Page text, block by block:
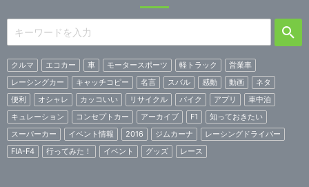
クルマ エコカー 車 モータースポーツ 軽トラック
営業車
レーシングカー
キャッチコピー 名言 スバル 感動 動画
ネタ
便利
オシャレ カッコいい リサイクル バイク アプリ
車中泊
キュレーション
コンセプトカー アーカイブ F1
知っておきたい
スーパーカー
イベント情報 2016 ジムカーナ
レーシングドライバー
FIA-F4
行ってみた！ イベント グッズ レース